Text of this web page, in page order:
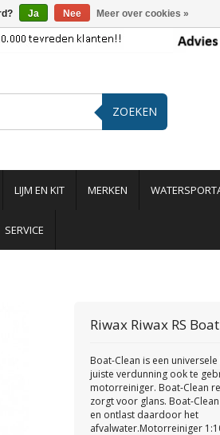
ZOEKEN
LIJM EN KIT MERKEN
SERVICE
Riwax Riwax RS
Boat-Clean is een
juiste verdunning ook te
motorreiniger. Boat-Clean
zorgt voor glans. Boat-
en ontlast daardoor het
afvalwater.Motorreiniger
Ja Nee Meer over cookies »